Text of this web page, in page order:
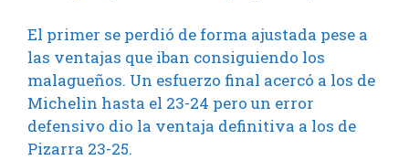
El primer se perdió de forma ajustada pese a
las ventajas que iban consiguiendo los
malagueños. Un esfuerzo final acercó a los de
Michelin hasta el 23-24 pero un error
defensivo dio la ventaja definitiva a los de
Pizarra 23-25.